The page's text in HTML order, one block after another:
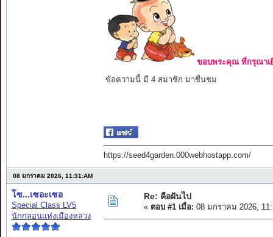
ขอบพระคุณ ที่กรุณาเ
ข้อความนี้ มี 4 สมาชิก มาชื่นชม
https://seed4garden.000webhostapp.com/
08 มกราคม 2026, 11:31:AM
โซ...เซอะเซอ
Special Class LV5
นักกลอนแห่งเมืองหลวง
Re: คือฝันไป
« ตอบ #1 เมื่อ: 08 มกราคม 2026,